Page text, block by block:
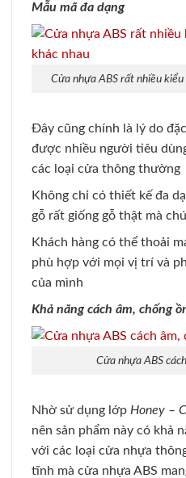
Mẫu mã đa dạng
Cửa nhựa ABS rất nhiều
Đây cũng chính là lý do
được nhiều người tiêu
các loại cửa thông thường
Không chỉ có thiết kế đa
gỗ rất giống gỗ thật mà
Khách hàng có thể thoải
phù hợp với mọi vị trí và
của mình
Khả năng cách âm, chống
Cửa nhựa ABS
Nhờ sử dụng lớp Honey –
nên sản phẩm này có khả
với các loại cửa nhựa
tĩnh mà cửa nhựa ABS